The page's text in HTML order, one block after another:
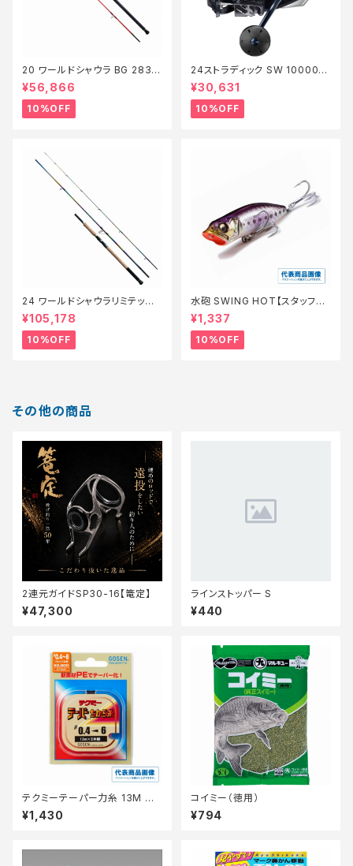
20 ワールドシャウラ BG 2836
RS-2【継続セール_ロッド】【10】
¥56,866
10%OFF
24ストラディック SW 10000H
G【継続セール_リール】【10】
¥30,631
10%OFF
24 ワールドシャウラリミテッド
21053R-3【継続セール_ロッ
ド】【10】
¥105,178
10%OFF
水砲 SWING HOT【スタッフ永
徳夏のチニングオススメルアー】
¥1,337
10%OFF
その他の商品
2連元ガイドSP30-16【篭定】
¥47,300
ラインストッパー S
¥440
テクミーテーパー力糸 13M 赤
2本 0.8ー5【継続セール_仕掛】
¥1,430
コイミー（徳用）
¥794